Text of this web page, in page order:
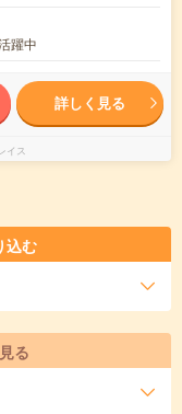
躍中
詳しく見る
イス
込む
る